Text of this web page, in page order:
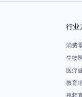
行业
消费
生物
医疗
教育
视频